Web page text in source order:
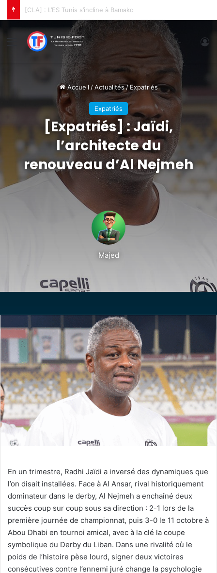
[CLA] : L’ES Tunis s’incline à Bamako
Menu
Accueil / Actualités/ Expatriés
Expatriés
[Expatriés] : Jaïdi,
l’architecte du
renouveau d’Al Nejmeh
Majed
En un trimestre, Radhi Jaïdi a inversé des dynamiques que
l’on disait installées. Face à Al Ansar, rival historiquement
dominateur dans le derby, Al Nejmeh a enchaîné deux
succès coup sur coup sous sa direction : 2-1 lors de la
première journée de championnat, puis 3-0 le 11 octobre à
Abou Dhabi en tournoi amical, avec à la clé la coupe
symbolique du Derby du Liban. Dans une rivalité où le
poids de l’histoire pèse lourd, signer deux victoires
consécutives contre l’ennemi juré change la psychologie